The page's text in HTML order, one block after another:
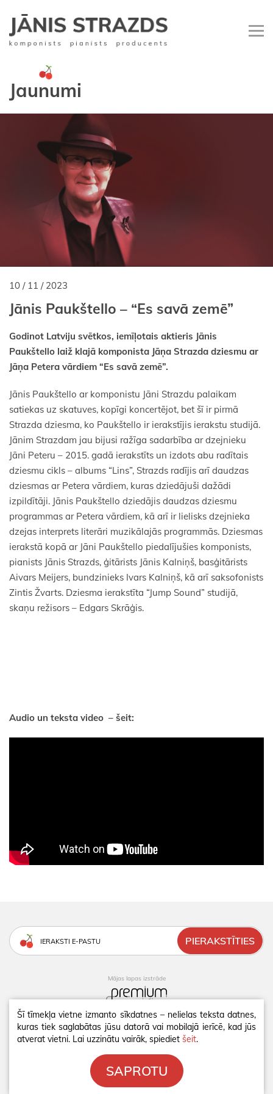
Jaunumi
10 / 11 / 2023
Jānis Paukštello – “Es savā zemē”
Godinot Latviju svētkos, iemīļotais aktieris Jānis
Paukštello laiž klajā komponista Jāņa Strazda dziesmu ar
Jāņa Petera vārdiem “Es savā zemē”.
Jānis Paukštello ar komponistu Jāni Strazdu palaikam
satiekas uz skatuves, kopīgi koncertējot, bet šī ir pirmā
Strazda dziesma, ko Paukštello ir ierakstījis ierakstu studijā.
Jānim Strazdam jau bijusi ražīga sadarbība ar dzejnieku
Jāni Peteru – 2015. gadā ierakstīts un izdots abu radītais
dziesmu cikls – albums “Lins”, Strazds radījis arī daudzas
dziesmas ar Petera vārdiem, kuras dziedājuši dažādi
izpildītāji. Jānis Paukštello dziedājis daudzas dziesmu
programmas ar Petera vārdiem, kā arī ir lielisks dzejnieka
dzejas interprets literāri muzikālajās programmās. Dziesmas
ierakstā kopā ar Jāni Paukštello piedalījušies komponists,
pianists Jānis Strazds, ģitārists Jānis Kalniņš, basģitārists
Aivars Meijers, bundzinieks Ivars Kalniņš, kā arī saksofonists
Zintis Žvarts. Dziesma ierakstīta “Jump Sound” studijā,
skaņu režisors – Edgars Skrāģis.
Audio un teksta video – šeit:
Mājas lapas izstrāde
PRIVĀTUMA POLITIKA
© 2026 JĀNIS STRAZDS
Šī tīmekļa vietne izmanto sīkdatnes – nelielas teksta datnes,
kuras tiek saglabātas jūsu datorā vai mobilajā ierīcē, kad jūs
atverat vietni. Lai uzzinātu vairāk, spiediet šeit.
SAPROTU